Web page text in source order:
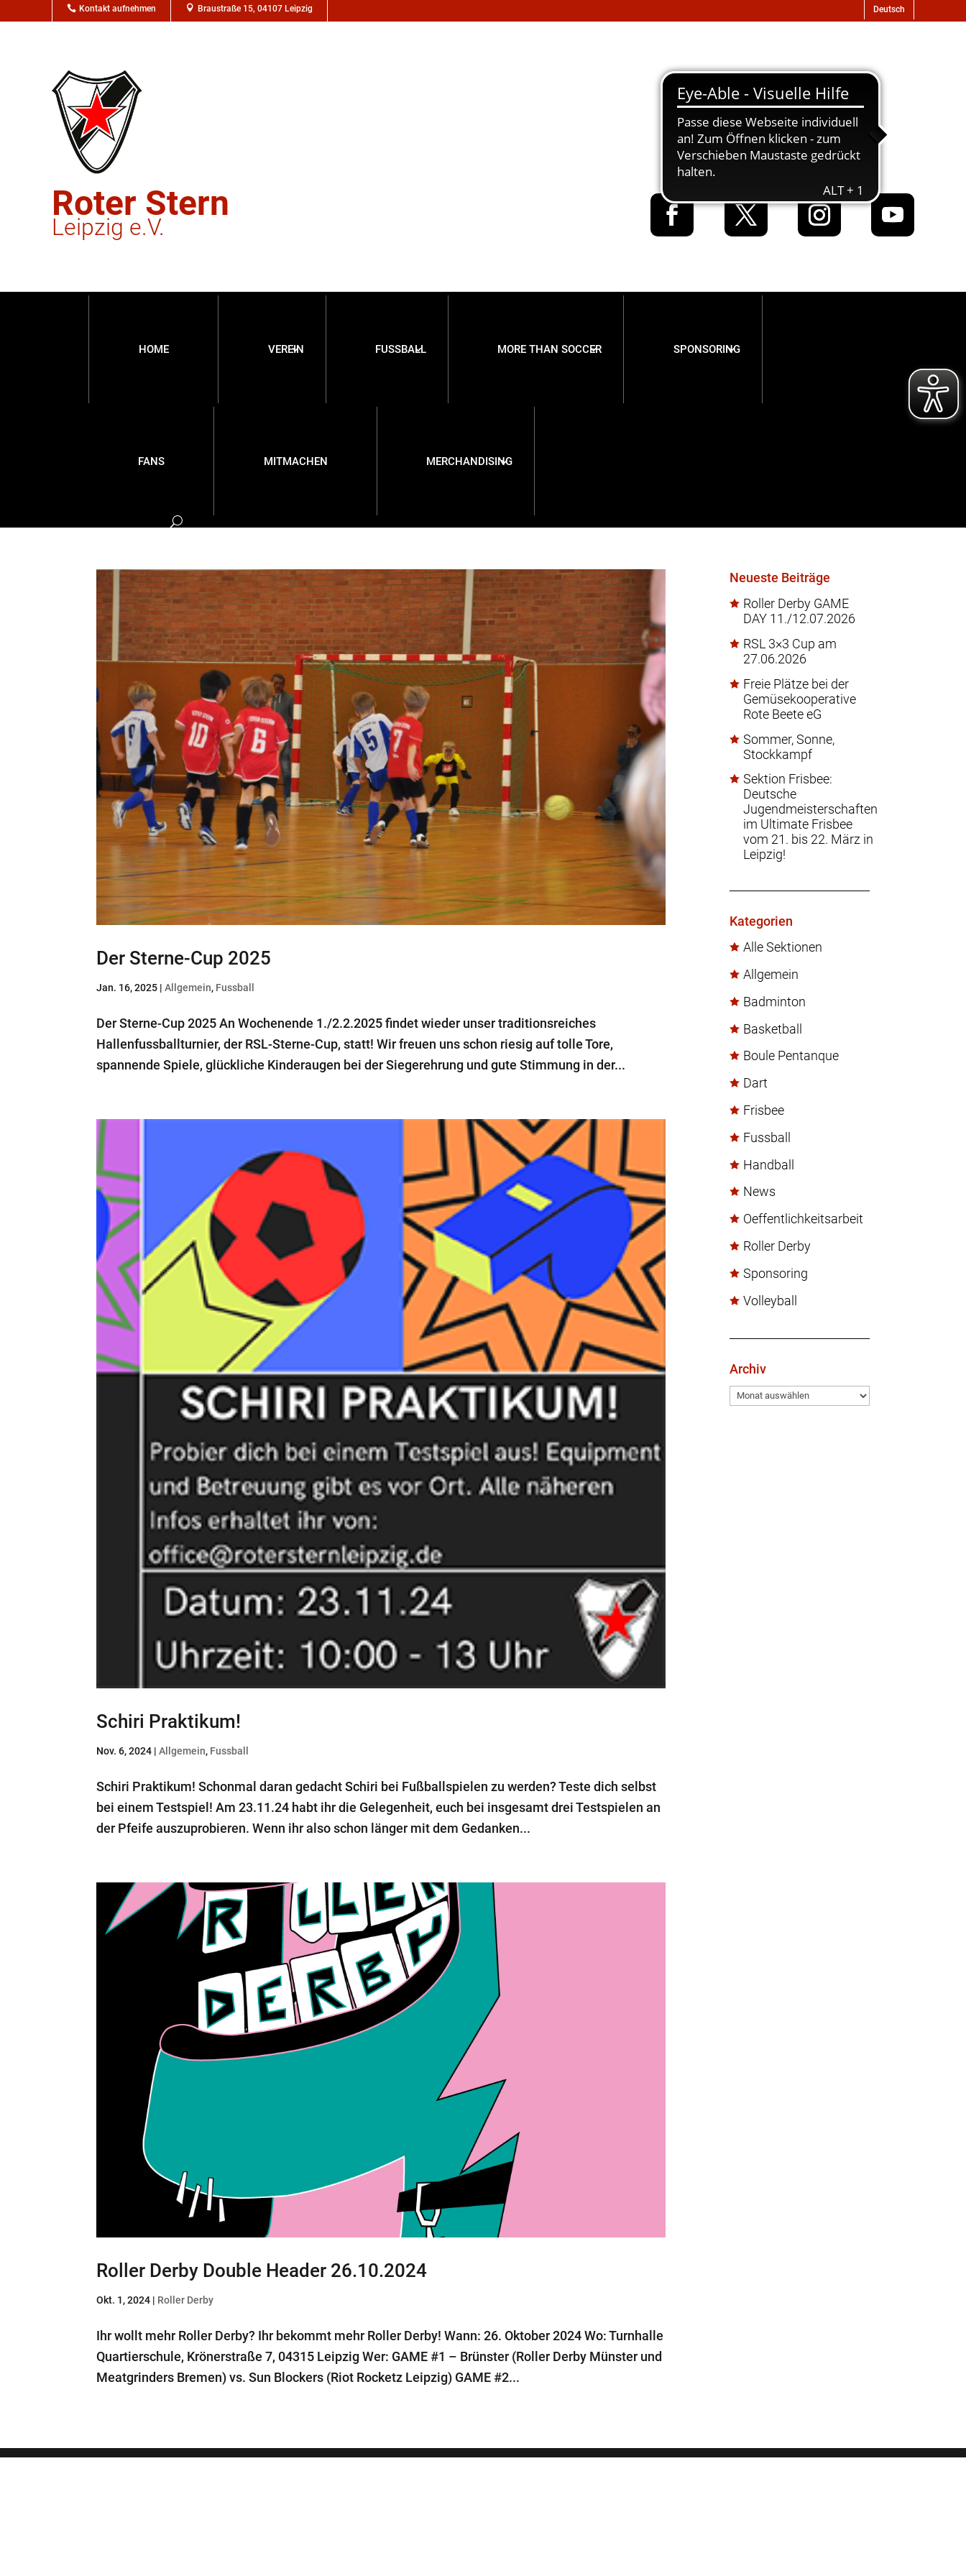
 Kontakt aufnehmen  Braustraße 15, 04107 Leipzig
Roter Stern
Leipzig e.V.
HOME VEREIN FUSSBALL MORE THAN SOCCER SPONSORING
FANS MITMACHEN MERCHANDISING
Der Sterne-Cup 2025
Jan. 16, 2025 |Allgemein, Fussball
Der Sterne-Cup 2025 An Wochenende 1./2.2.2025 findet wieder unser traditionsreiches
Hallenfussballturnier, der RSL-Sterne-Cup, statt! Wir freuen uns schon riesig auf tolle Tore,
spannende Spiele, glückliche Kinderaugen bei der Siegerehrung und gute Stimmung in der...
Schiri Praktikum!
Nov. 6, 2024 |Allgemein, Fussball
Schiri Praktikum! Schonmal daran gedacht Schiri bei Fußballspielen zu werden? Teste dich selbst
bei einem Testspiel! Am 23.11.24 habt ihr die Gelegenheit, euch bei insgesamt drei Testspielen an
der Pfeife auszuprobieren. Wenn ihr also schon länger mit dem Gedanken...
Roller Derby Double Header 26.10.2024
Okt. 1, 2024 | Roller Derby
Ihr wollt mehr Roller Derby? Ihr bekommt mehr Roller Derby! Wann: 26. Oktober 2024 Wo: Turnhalle
Quartierschule, Krönerstraße 7, 04315 Leipzig Wer: GAME #1 – Brünster (Roller Derby Münster und
Meatgrinders Bremen) vs. Sun Blockers (Riot Rocketz Leipzig) GAME #2...
Neueste Beiträge
Roller Derby GAME
DAY 11./12.07.2026
RSL 3×3 Cup am
27.06.2026
Freie Plätze bei der
Gemüsekooperative
Rote Beete eG
Sommer, Sonne,
Stockkampf
Sektion Frisbee:
Deutsche
Jugendmeisterschaften
im Ultimate Frisbee
vom 21. bis 22. März in
Leipzig!
Kategorien
Alle Sektionen
Allgemein
Badminton
Basketball
Boule Pentanque
Dart
Frisbee
Fussball
Handball
News
Oeffentlichkeitsarbeit
Roller Derby
Sponsoring
Volleyball
Archiv
Archiv